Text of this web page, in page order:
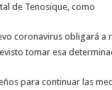
de Tenosique, como
coronavirus obligará a
tomar esa
para continuar las